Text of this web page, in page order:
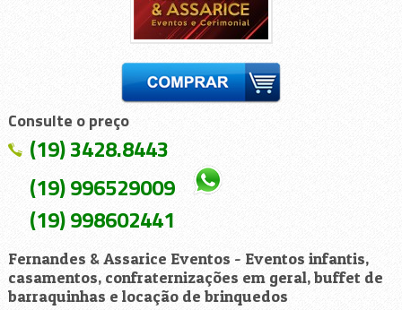
Consulte o preço
(19) 3428.8443
(19) 996529009
(19) 998602441
Fernandes & Assarice Eventos - Eventos infantis,
casamentos, confraternizações em geral, buffet de
barraquinhas e locação de brinquedos